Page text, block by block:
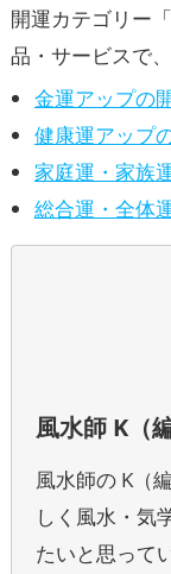
開運カテゴリー
品・サービスで
金運アップの
健康運アップ
家庭運・家族
総合運・全体
風水師 K（
風水師の K（
しく風水・気
たいと思って